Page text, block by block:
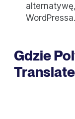
WordPressa.
Gdzie